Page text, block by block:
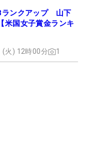
ランクアップ 山下
米国女子賞金ランキ
(火) 12時00分 1